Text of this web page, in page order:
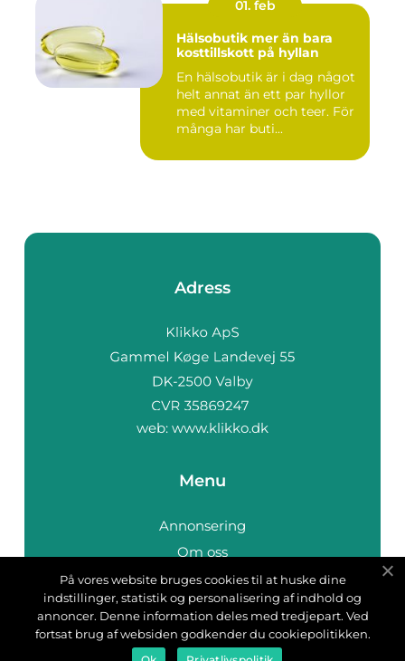
01. feb
Hälsobutik mer än bara
kosttillskott på hyllan
En hälsobutik är i dag något
helt annat än ett par hyllor
med vitaminer och teer. För
många har buti...
Adress
web: www.klikko.dk
Menu
Annonsering
Om oss
Cookies
Kontakta oss
Sitemap
På vores website bruges cookies til at huske dine
indstillinger, statistik og personalisering af indhold og
annoncer. Denne information deles med tredjepart. Ved
fortsat brug af websiden godkender du cookiepolitikken.